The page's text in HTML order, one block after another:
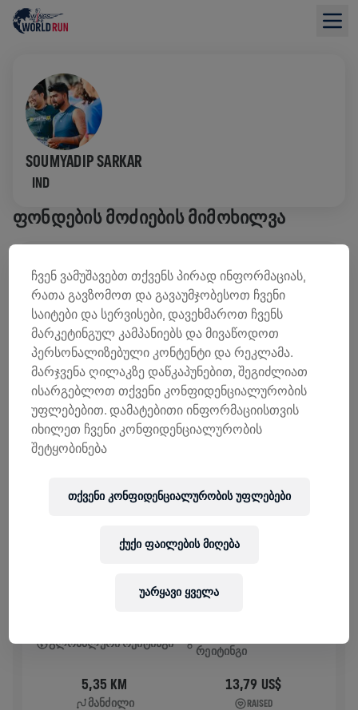
SOUMYADIP SARKAR
IND
ᲤᲝᲜᲓᲔᲑᲘᲡ ᲛᲝᲫᲘᲔᲑᲘᲡ ᲛᲘᲛᲝᲮᲘᲚᲕᲐ
ᲨᲔᲛᲝᲬᲘᲠᲣᲚᲔᲑᲔᲑᲘ ᲒᲐᲓᲐᲠᲘᲪᲮᲔ ᲗᲐᲜᲮᲐ
შემოწირულების 100% ხმარდება ზურგის ტვინის
კვლევებს.
ᲘᲡᲢᲝᲠᲘᲐ
WINGS FOR LIFE WORLD RUN 2026
KOLKATA
ᲒᲚᲝᲑᲐᲚᲣᲠᲘ ᲠᲔᲘᲢᲘᲜᲒᲘ
ᲠᲔᲘᲢᲘᲜᲒᲘ
5,35 KM
ᲛᲐᲜᲫᲘᲚᲘ
13,79 US$
RAISED
ჩვენ ვამუშავებთ თქვენს პირად ინფორმაციას,
რათა გავზომოთ და გავაუმჯობესოთ ჩვენი
საიტები და სერვისები, დავეხმაროთ ჩვენს
მარკეტინგულ კამპანიებს და მივაწოდოთ
პერსონალიზებული კონტენტი და რეკლამა.
მარჯვენა ღილაკზე დაწკაპუნებით, შეგიძლიათ
ისარგებლოთ თქვენი კონფიდენციალურობის
უფლებებით. დამატებითი ინფორმაციისთვის
იხილეთ ჩვენი კონფიდენციალურობის
შეტყობინება
თქვენი კონფიდენციალურობის უფლებები
უარყავი ყველა
ქუქი ფაილების მიღება